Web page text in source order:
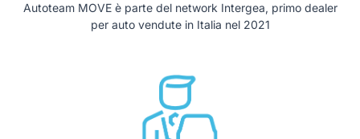
Autoteam MOVE è parte del network Intergea, primo dealer
per auto vendute in Italia nel 2021